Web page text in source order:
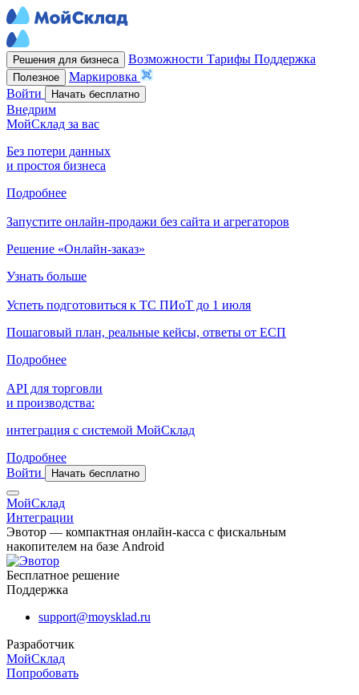
Решения для бизнеса Возможности Тарифы Поддержка
Полезное
Маркировка
Войти
Начать бесплатно
Внедрим
МойСклад за вас
Без потери данных
и простоя бизнеса
Подробнее
Запустите онлайн-продажи без сайта и агрегаторов
Решение «Онлайн-заказ»
Узнать больше
Успеть подготовиться к ТС ПИоТ до 1 июля
Пошаговый план, реальные кейсы, ответы от ЕСП
Подробнее
API для торговли
и производства:
интеграция с системой МойСклад
Подробнее
Войти
Начать бесплатно
МойСклад
Интеграции
Эвотор — компактная онлайн-касса с фискальным
накопителем на базе Android
Бесплатное решение
Поддержка
support@moysklad.ru
Разработчик
МойСклад
Попробовать